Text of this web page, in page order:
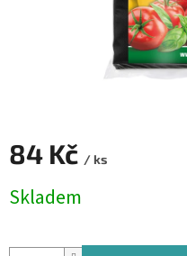
84 Kč / ks
cena:
Skladem